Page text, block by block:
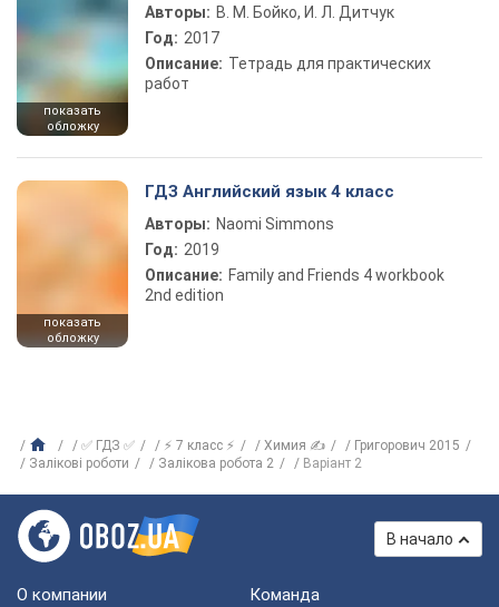
показать
обложку
Авторы: В. М. Бойко, И. Л. Дитчук
Год: 2017
Описание: Тетрадь для практических
работ
показать
обложку
ГДЗ Английский язык 4 класс
Авторы: Naomi Simmons
Год: 2019
Описание: Family and Friends 4 workbook
2nd edition
✅ ГДЗ ✅ ⚡ 7 класс ⚡ Химия ✍
Григорович 2015
Залікові роботи
Залікова робота 2 Варіант 2
В начало
О компании Команда